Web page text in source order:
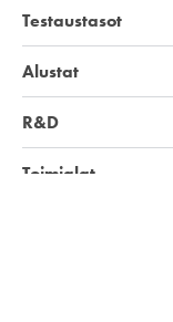
Testaustasot
Alustat
R&D
Toimialat